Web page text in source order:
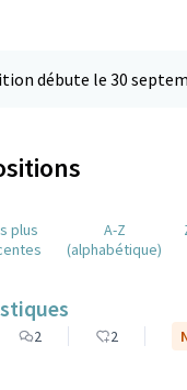
débute le 30
plus
A-Z
(alphabétique)
2 2